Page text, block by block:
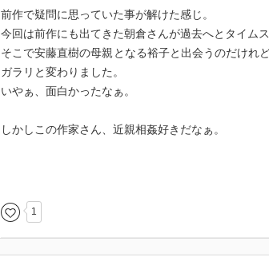
前作で疑問に思っていた事が解けた感じ。
今回は前作にも出てきた朝倉さんが過去へとタイム
そこで安藤直樹の母親となる裕子と出会うのだけれ
ガラリと変わりました。
いやぁ、面白かったなぁ。
しかしこの作家さん、近親相姦好きだなぁ。
この人、初期の京極作品を匂わせる妖しさがあって
割と好み。
1